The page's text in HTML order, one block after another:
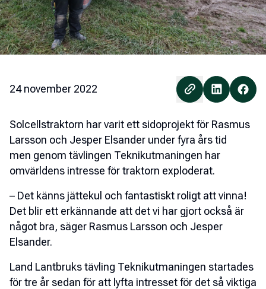
24 november 2022
Solcellstraktorn har varit ett sidoprojekt för Rasmus
Larsson och Jesper Elsander under fyra års tid
men genom tävlingen Teknikutmaningen har
omvärldens intresse för traktorn exploderat.
– Det känns jättekul och fantastiskt roligt att vinna!
Det blir ett erkännande att det vi har gjort också är
något bra, säger Rasmus Larsson och Jesper
Elsander.
Land Lantbruks tävling Teknikutmaningen startades
för tre år sedan för att lyfta intresset för det så viktiga